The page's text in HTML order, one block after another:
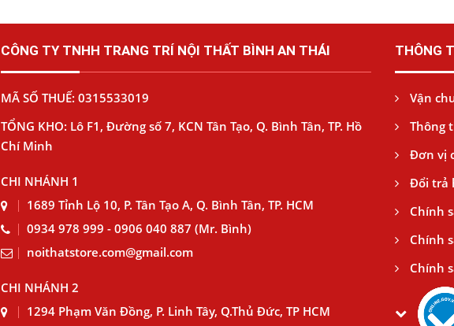
CÔNG TY TNHH TRANG TRÍ NỘI THẤT BÌNH AN THÁI
MÃ SỐ THUẾ: 0315533019
TỔNG KHO: Lô F1, Đường số 7, KCN Tân Tạo, Q. Bình Tân, TP. Hồ
Chí Minh
CHI NHÁNH 1
1689 Tỉnh Lộ 10, P. Tân Tạo A, Q. Bình Tân, TP. HCM
0934 978 999 - 0906 040 887 (Mr. Bình)
noithatstore.com@gmail.com
CHI NHÁNH 2
1294 Phạm Văn Đồng, P. Linh Tây, Q.Thủ Đức, TP HCM
THÔNG
Vận
Thông
Đơn vị
Đổi trả
Chính
Chính
Chính